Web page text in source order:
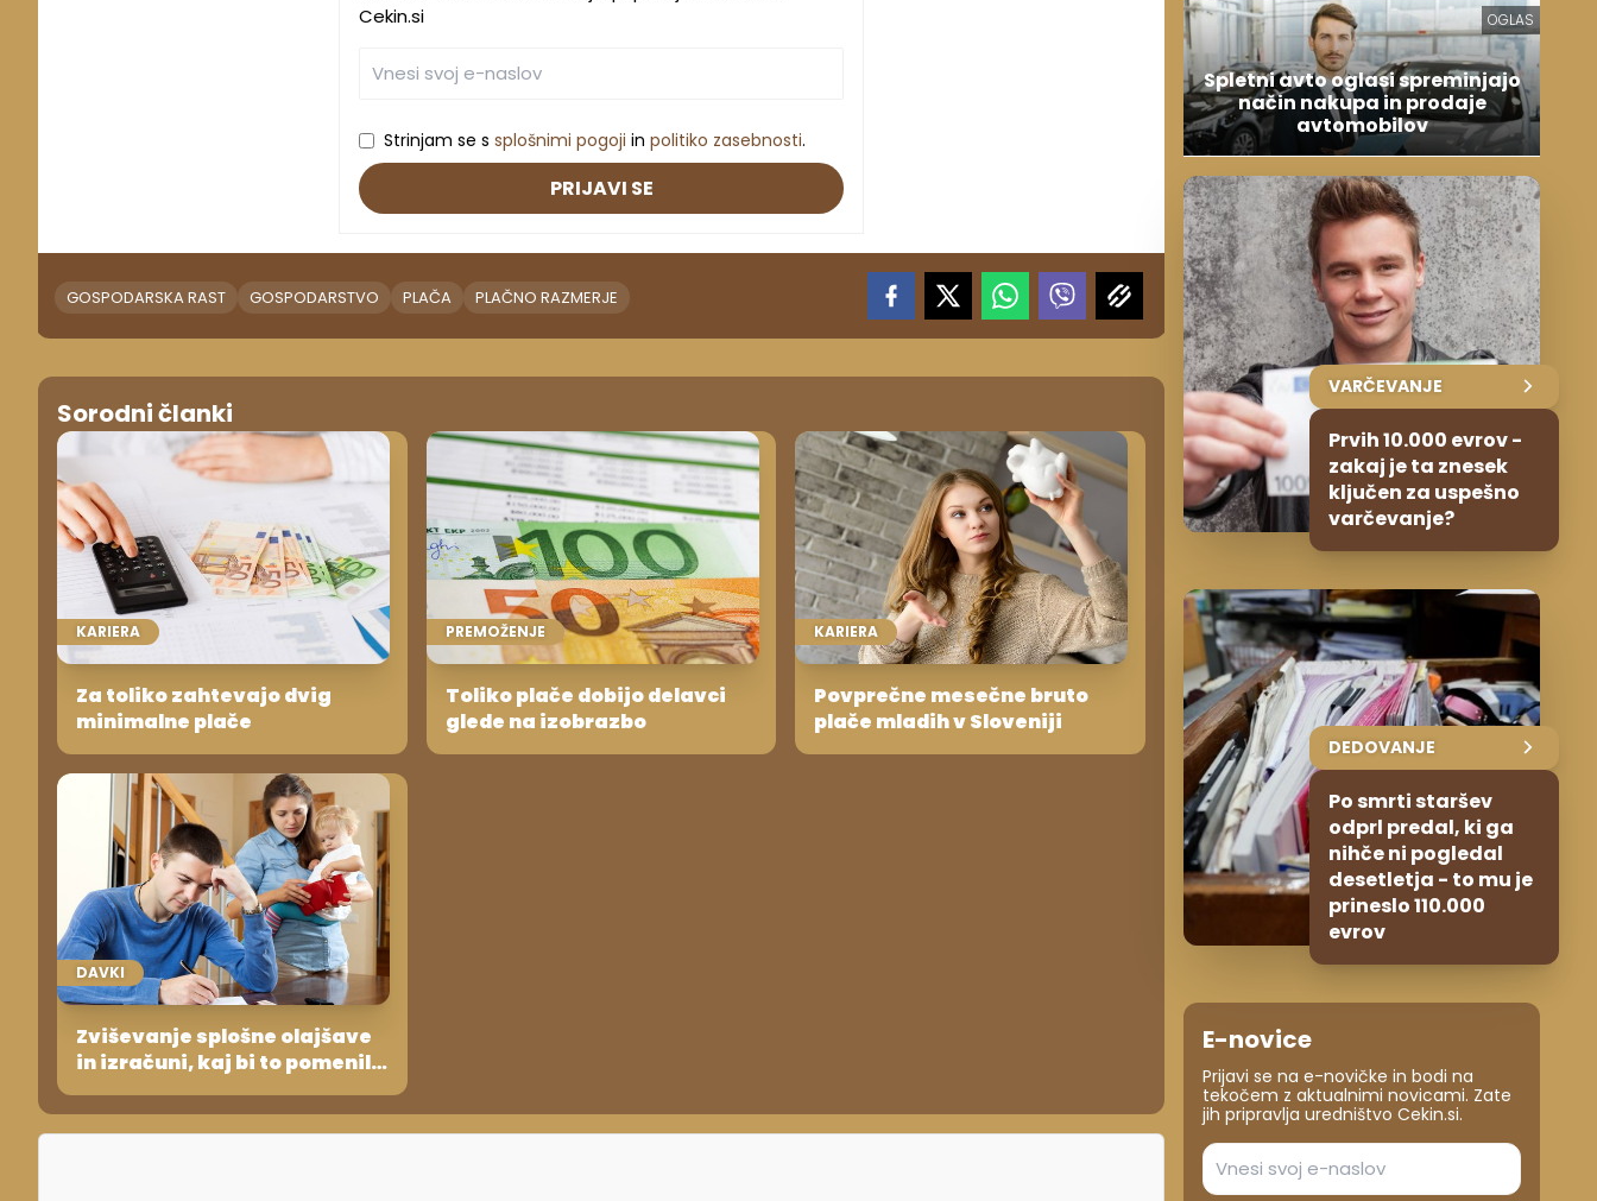
Cekin.si
Strinjam se s splošnimi pogoji in politiko zasebnosti.
PRIJAVI SE
GOSPODARSKA RAST GOSPODARSTVO PLAČA PLAČNO RAZMERJE
Sorodni članki
KARIERA
Za toliko zahtevajo dvig
minimalne plače
PREMOŽENJE
Toliko plače dobijo delavci
glede na izobrazbo
KARIERA
Povprečne mesečne bruto
plače mladih v Sloveniji
DAVKI
Zviševanje splošne olajšave
in izračuni, kaj bi to pomenilo
za plače
OGLAS
Spletni avto oglasi spreminjajo
način nakupa in prodaje
avtomobilov
VARČEVANJE
Prvih 10.000 evrov -
zakaj je ta znesek
ključen za uspešno
varčevanje?
DEDOVANJE
Po smrti staršev
odprl predal, ki ga
nihče ni pogledal
desetletja - to mu je
prineslo 110.000
evrov
E-novice
Prijavi se na e-novičke in bodi na
tekočem z aktualnimi novicami. Zate
jih pripravlja uredništvo Cekin.si.